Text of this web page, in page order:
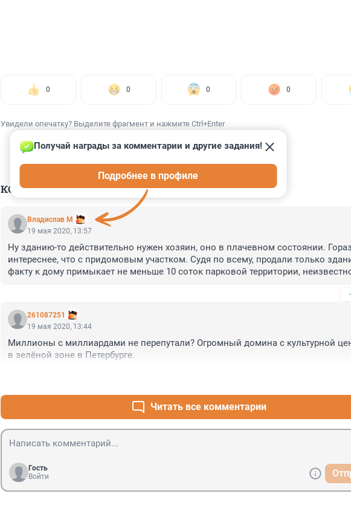
0 0 0 0
Увидели опечатку? Выделите фрагмент и нажмите Ctrl+Enter
КОММЕНТАРИИ 4
Владислав М
Получай награды за комментарии и другие задания!
Подробнее в профиле
19 мая 2020, 13:57
Ну зданию-то действительно нужен хозяин, оно в плачевном состоянии.
интереснее, что с придомовым участком. Судя по всему, продали только
факту к дому примыкает не меньше 10 соток парковой территории,
участка к дому не примыкает. Этут территорию вернут парку, или она будет
странным образом кем-то использоваться в личных целях?
261087251
19 мая 2020, 13:44
Миллионы с миллиардами не перепутали? Огромный домина с культурной
в зелёной зоне в Петербурге.
Читать все комментарии
Гость
Войти